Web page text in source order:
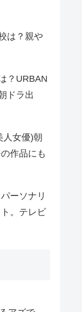
は？親や
？URBAN
ドラ出
人女優)朝
作品にも
ーソナリ
。テレビ